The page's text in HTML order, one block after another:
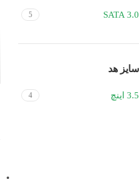
SATA 3.0
5
سایز هد
3.5 اینچ 4